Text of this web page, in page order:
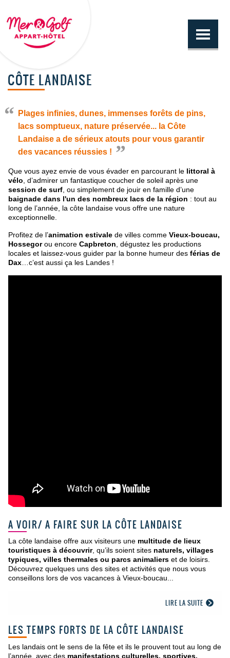
CÔTE LANDAISE
Plages infinies, dunes, immenses forêts de pins,
lacs somptueux, nature préservée... la Côte
Landaise a de sérieux atouts pour vous garantir
des vacances réussies !
Que vous ayez envie de vous évader en parcourant le littoral à
vélo , d’admirer un fantastique coucher de soleil après une
session de surf , ou simplement de jouir en famille d’une
baignade dans l'un des nombreux lacs de la région : tout au
long de l’année, la côte landaise vous offre une nature
exceptionnelle.
Profitez de l’animation estivale de villes comme Vieux-boucau,
Hossegorou encore Capbreton , dégustez les productions
locales et laissez-vous guider par la bonne humeur des férias de
Dax …c’est aussi ça les Landes !
A VOIR/ A FAIRE SUR LA CÔTE LANDAISE
La côte landaise offre aux visiteurs une multitude de lieux
touristiques à découvrir, qu’ils soient sites naturels, villages
typiques, villes thermales ou parcs animaliers et de loisirs.
Découvrez quelques uns des sites et activités que nous vous
conseillons lors de vos vacances à Vieux-boucau...
LIRE LA SUITE
LES TEMPS FORTS DE LA CÔTE LANDAISE
Les landais ont le sens de la fête et ils le prouvent tout au long de
l’année, avec des manifestations culturelles, sportives,